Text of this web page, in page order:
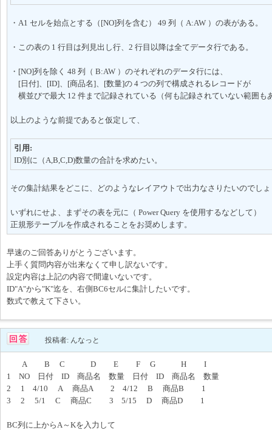
・A1 セルを始点とする（[NO]列を含む） 49 列（ A:AW ）の表がある。
・この表の 1 行目は列見出し行、2 行目以降は全てデータ行である。
・[NO]列を除く 48 列（ B:AW ）のそれぞれのデータ行には、
[日付]、[ID]、[商品名]、[数量]の 4 つの列で構成されるレコードが
横並びで最大 12 件まで記録されている（何も記録されていない範囲も
以上のような前提であると仮定して、
引用:
ID別に（A,B,C,D)数量の合計を求めたい。
その集計結果をどこに、どのようなレイアウトで出力なさりたいのでし
いずれにせよ、まずその表を元に（ Power Query を使用するなどして）
正規形テーブルを作成されることをお奨めします。
早速のご回答ありがとうございます。
上手く質問内容が出来なくて申し訳ないです。
設定内容は上記の内容で間違いないです。
ID"A"から"K"迄を、右側BC6セルに集計したいです。
数式で教えて下さい。
投稿者: んなっと
A B C D E F G H I
1 NO 日付 ID 商品名 数量 日付 ID 商品名 数量
2 1 4/10 A 商品A 2 4/12 B 商品B 1
3 2 5/1 C 商品C 3 5/15 D 商品D 1
BC列に上からA～Kを入力して